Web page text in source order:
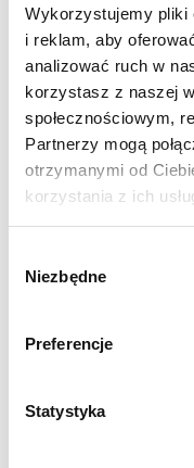
Wykorzystujemy pliki
i reklam, aby
analizować ruch w
korzystasz z naszej
społecznościowym,
Partnerzy mogą
otrzymanymi od
korzystania z ich
zgody
Niezbędne
Preferencje
Statystyka
Wróć
Fotele do masażu
Zdrowie i uroda
Zobacz wszystko
Dofinansowania
Zobacz wszystko
Aquatizer Testowy